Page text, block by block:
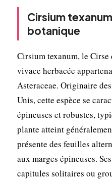
Cirsium
botanique
Cirsium texanum, le Cirse
vivace herbacée
Asteraceae. Originaire
Unis, cette espèce se
épineuses et robustes,
plante atteint
présente des feuilles
aux marges épineuses.
capitules solitaires ou